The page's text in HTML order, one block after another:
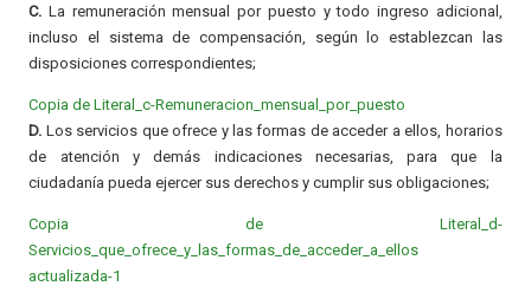
C. La remuneración mensual por puesto y todo ingreso adicional,
incluso el sistema de compensación, según lo establezcan las
disposiciones correspondientes;
Copia de Literal_c-Remuneracion_mensual_por_puesto
D. Los servicios que ofrece y las formas de acceder a ellos, horarios
de atención y demás indicaciones necesarias, para que la
ciudadanía pueda ejercer sus derechos y cumplir sus obligaciones;
Copia de Literal_d-
Servicios_que_ofrece_y_las_formas_de_acceder_a_ellos
actualizada-1